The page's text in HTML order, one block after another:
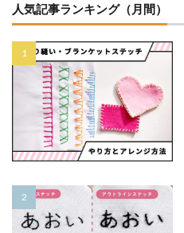
人気記事ランキング（月間）